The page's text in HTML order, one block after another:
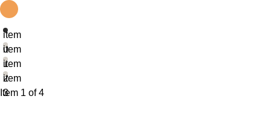
item
0
item
1
item
2
item
3
Item 1 of 4